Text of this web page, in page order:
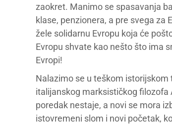
zaokret. Manimo se spasavanja
klase, penzionera, a pre svega
žele solidarnu Evropu koja će
Evropu shvate kao nešto što ima
Evropi!
Nalazimo se u teškom istorijskom
italijanskog marksističkog filozofa
poredak nestaje, a novi se mora
istovremeni slom i novi početak,